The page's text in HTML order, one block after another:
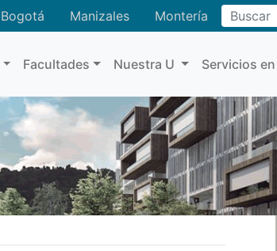
Bogotá Manizales MonteríaBuscar
Facultades Nuestra U Servicios